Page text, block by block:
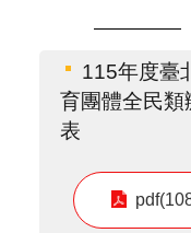
115年度臺
育團體全民類
表